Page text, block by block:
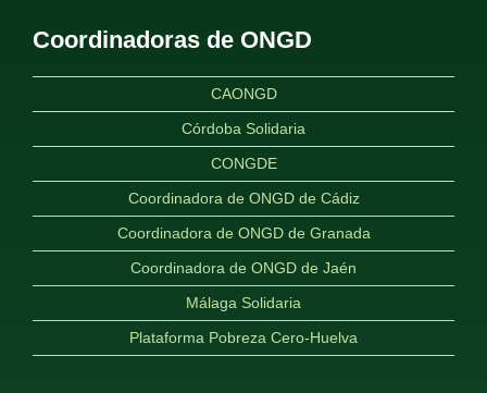
Coordinadoras de ONGD
CAONGD
Córdoba Solidaria
CONGDE
Coordinadora de ONGD de Cádiz
Coordinadora de ONGD de Granada
Coordinadora de ONGD de Jaén
Málaga Solidaria
Plataforma Pobreza Cero-Huelva